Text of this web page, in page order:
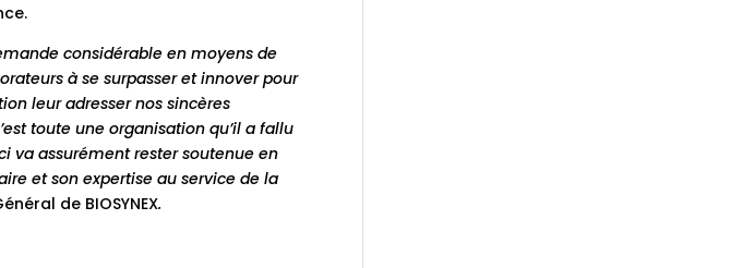
considérable en moyens de
à se surpasser et innover pour
leur adresser nos sincères
toute une organisation qu’il a fallu
va assurément rester soutenue en
et son expertise au service de la
de BIOSYNEX.